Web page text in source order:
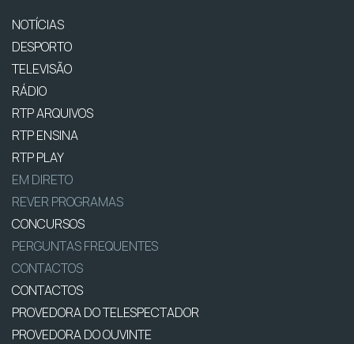
NOTÍCIAS
DESPORTO
TELEVISÃO
RÁDIO
RTP ARQUIVOS
RTP ENSINA
RTP PLAY
EM DIRETO
REVER PROGRAMAS
CONCURSOS
PERGUNTAS FREQUENTES
CONTACTOS
CONTACTOS
PROVEDORA DO TELESPECTADOR
PROVEDORA DO OUVINTE